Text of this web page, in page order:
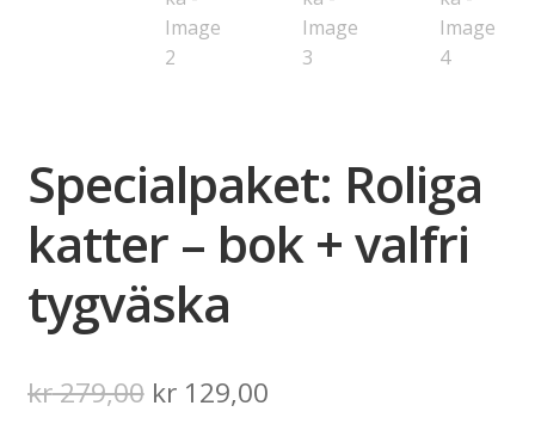
Specialpaket: Roliga
katter – bok + valfri
tygväska
kr279,00 Det
kr129,00Det